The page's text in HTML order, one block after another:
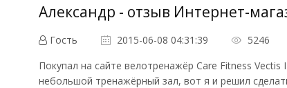
Александр - отзыв Интернет-
Гость 2015-06-08 04:31:39 5246
Покупал на сайте велотренажёр Care Fitness
небольшой тренажёрный зал, вот я и решил